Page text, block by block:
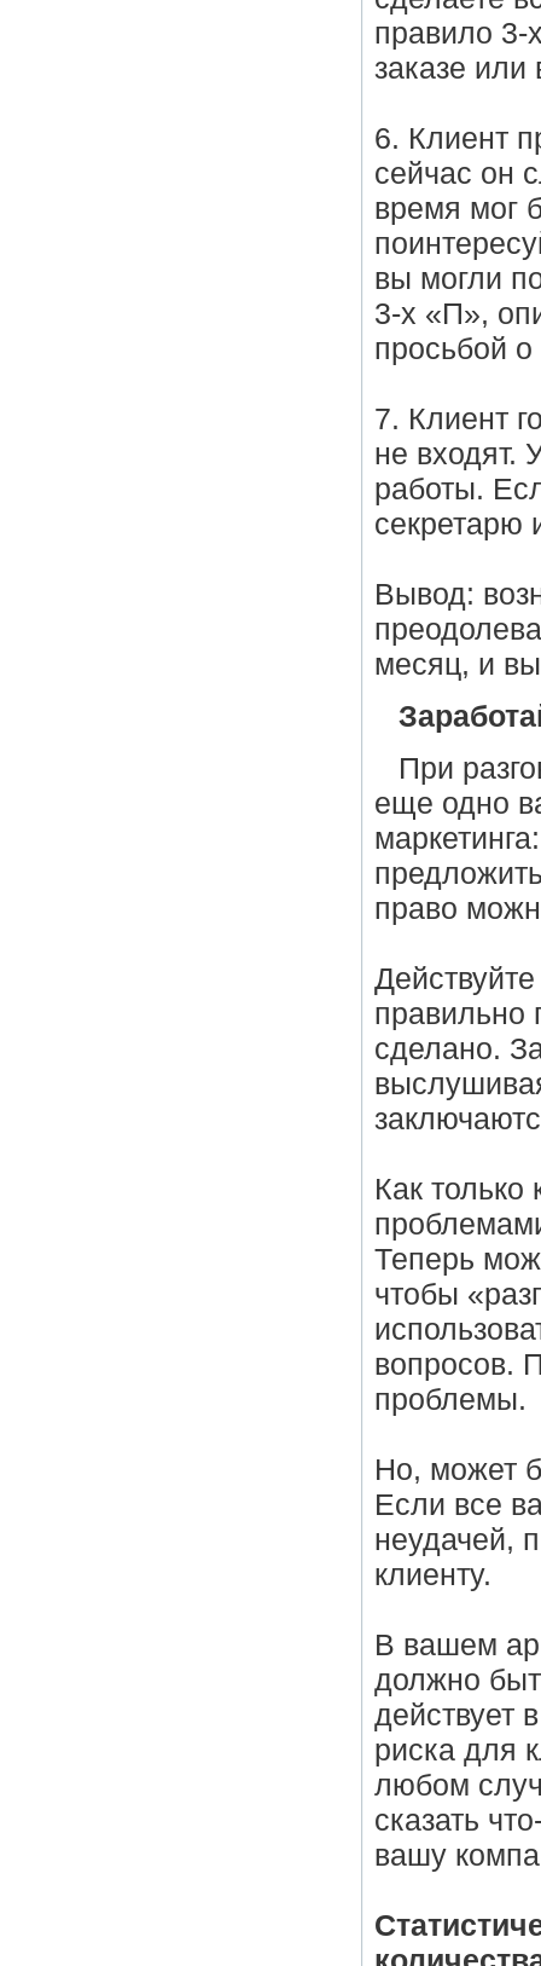
правило 3-
заказе или
6. Клиент
сейчас он
время мог
вы могли
3-х «П»,
просьбой о
7. Клиент
не входят.
работы.
секретарю
Вывод:
месяц, и вы
При
еще одно
право
правильно
сделано.
Как только
Теперь
чтобы
вопросов.
проблемы.
Но, может
Если все
неудачей,
клиенту.
В вашем
должно
действует
риска для
любом
сказать
вашу